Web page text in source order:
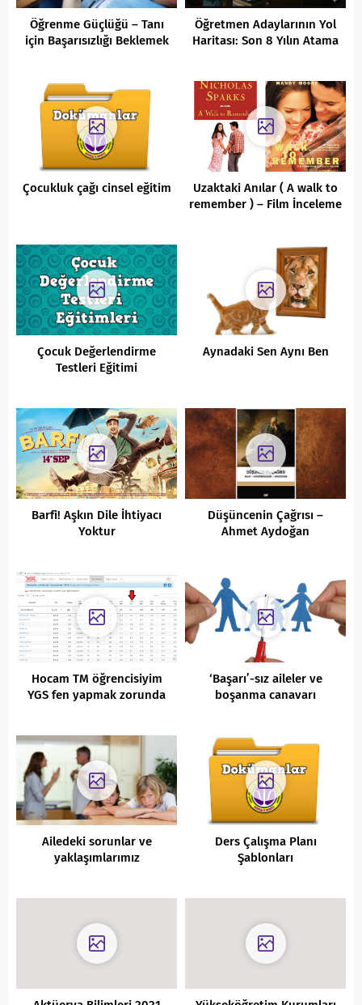
Öğrenme Güçlüğü – Tanı
için Başarısızlığı Beklemek
Öğretmen Adaylarının Yol
Haritası: Son 8 Yılın Atama
Çocukluk çağı cinsel eğitim
Uzaktaki Anılar ( A walk to
remember ) – Film İnceleme
Çocuk Değerlendirme
Testleri Eğitimi
Aynadaki Sen Aynı Ben
Barfi! Aşkın Dile İhtiyacı
Yoktur
Düşüncenin Çağrısı –
Ahmet Aydoğan
Hocam TM öğrencisiyim
YGS fen yapmak zorunda
‘Başarı’-sız aileler ve
boşanma canavarı
Ailedeki sorunlar ve
yaklaşımlarımız
Ders Çalışma Planı
Şablonları